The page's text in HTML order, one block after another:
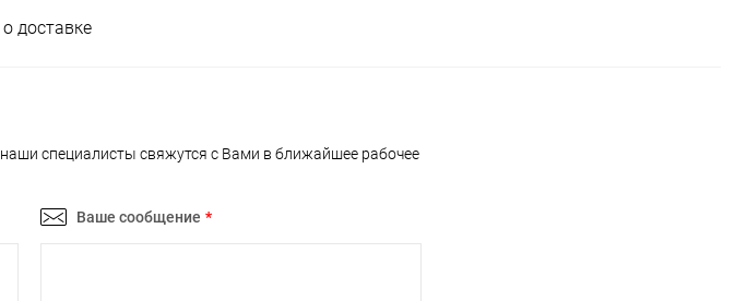
доставке
специалисты свяжутся с Вами в ближайшее рабочее
Ваше сообщение *